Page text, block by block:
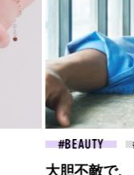
FASHION
BEYOND A